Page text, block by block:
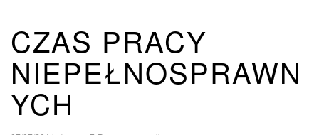
CZAS PRACY
NIEPEŁNOSPRAWN
YCH